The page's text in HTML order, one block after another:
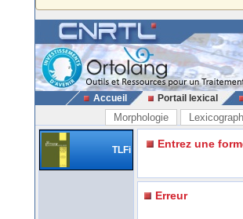
Accueil Portail lexical
Morphologie
TLFi Entrez une
Erreur